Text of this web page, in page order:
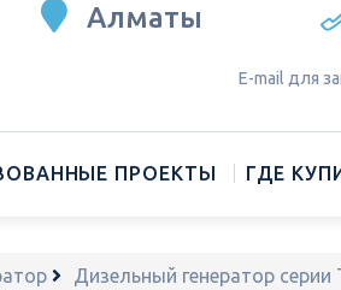
Е-mail для
Алматы
ПРОЕКТЫ ГДЕ
Дизельный генератор серии